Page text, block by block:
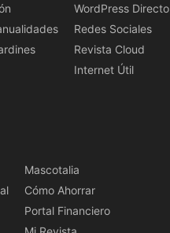
WordPress Directo
Redes Sociales
Revista Cloud
Internet Útil
Mascotalia
Cómo Ahorrar
Portal Financiero